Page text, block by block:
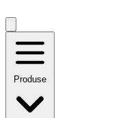
Produse